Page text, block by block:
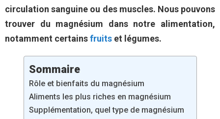
circulation sanguine ou des muscles. Nous pouvons
trouver du magnésium dans notre alimentation,
notamment certainsfruits et légumes.
Sommaire
Rôle et bienfaits du magnésium
Aliments les plus riches en magnésium
Supplémentation, quel type de magnésium